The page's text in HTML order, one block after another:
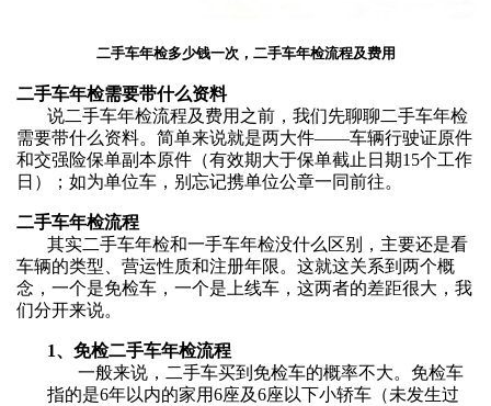
二手车年检多少钱一次，二手车年检流程及费用
二手车年检需要带什么资料
说二手车年检流程及费用 之前，我们先聊聊二手车年检
需要带什么资料。 简单来说就是两大件——车辆行驶证原件
和交强险保单副本原件（有效期大于保单截止日期15个工作
日）；如为单位车， 别忘记携单位公章一同前往。
二手车年检流程
其实二手车年检和一手车年检没什么区别，主要还是看
车辆的类型、营运性质和注册年限。这就这关系到两个概
念，一个是免检车，一个是上线车，这两者的差距很大，我
们分开来说。
1、免检二手车年检流程
一般来说，二手车买到免检车的概率不大。免检车
指的是6年以内的家用6座及6座以下小轿车（未发生过